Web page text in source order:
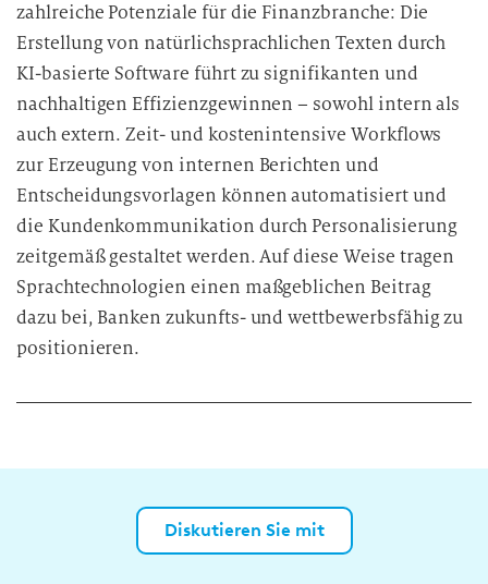
zahlreiche Potenziale für die Finanzbranche: Die
Erstellung von natürlichsprachlichen Texten durch
KI-basierte Software führt zu signifikanten und
nachhaltigen Effizienzgewinnen – sowohl intern als
auch extern. Zeit- und kostenintensive Workflows
zur Erzeugung von internen Berichten und
Entscheidungsvorlagen können automatisiert und
die Kundenkommunikation durch Personalisierung
zeitgemäß gestaltet werden. Auf diese Weise tragen
Sprachtechnologien einen maßgeblichen Beitrag
dazu bei, Banken zukunfts- und wettbewerbsfähig zu
positionieren.
Diskutieren Sie mit